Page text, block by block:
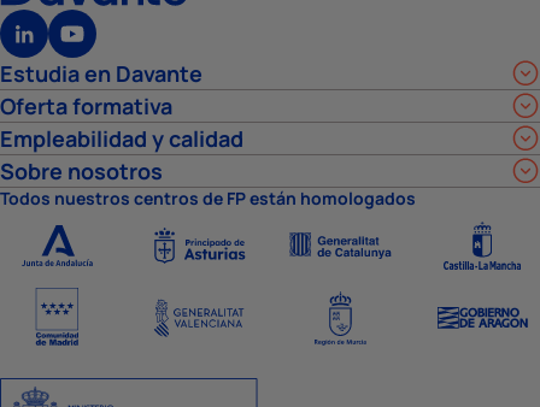
Estudia en Davante
Oferta formativa
Empleabilidad y calidad
Sobre nosotros
Todos nuestros centros de FP están homologados